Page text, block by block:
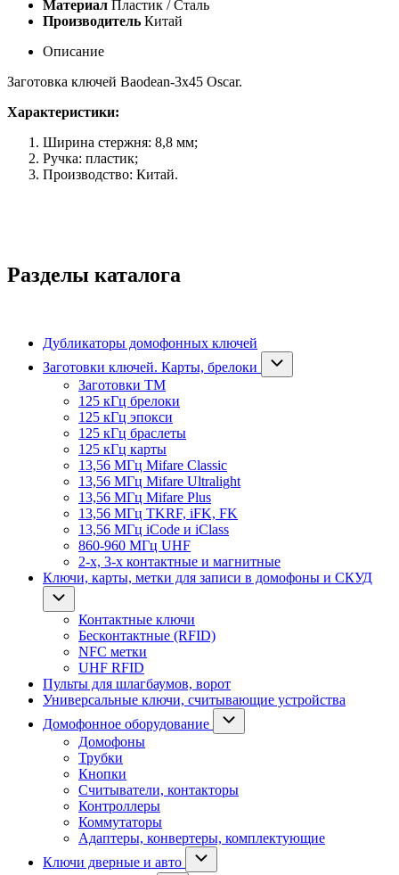
Материал Пластик / Сталь
Производитель Китай
Описание
Заготовка ключей Baodean-3x45 Oscar.
Характеристики:
Ширина стержня: 8,8 мм;
Ручка: пластик;
Производство: Китай.
Разделы каталога
Дубликаторы домофонных ключей
Заготовки ключей. Карты, брелоки
Заготовки ТМ
125 кГц брелоки
125 кГц эпокси
125 кГц браслеты
125 кГц карты
13,56 МГц Mifare Classic
13,56 МГц Mifare Ultralight
13,56 МГц Mifare Plus
13,56 МГц TKRF, iFK, FK
13,56 МГц iCode и iClass
860-960 МГц UHF
2-х, 3-х контактные и магнитные
Ключи, карты, метки для записи в домофоны и СКУД
Контактные ключи
Бесконтактные (RFID)
NFC метки
UHF RFID
Пульты для шлагбаумов, ворот
Универсальные ключи, считывающие устройства
Домофонное оборудование
Домофоны
Трубки
Кнопки
Считыватели, контакторы
Контроллеры
Коммутаторы
Адаптеры, конвертеры, комплектующие
Ключи дверные и авто